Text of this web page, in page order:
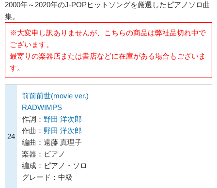
2000年～2020年のJ-POPヒットソングを厳選したピアノソロ曲
集。
※大変申し訳ありませんが、こちらの商品は弊社品切れ中で
ございます。
最寄りの楽器店または書店などに在庫がある場合もございま
す。
24
前前前世(movie ver.)
RADWIMPS
作詞： 野田 洋次郎
作曲： 野田 洋次郎
編曲：遠藤 真理子
楽器：ピアノ
編成：ピアノ・ソロ
グレード：中級